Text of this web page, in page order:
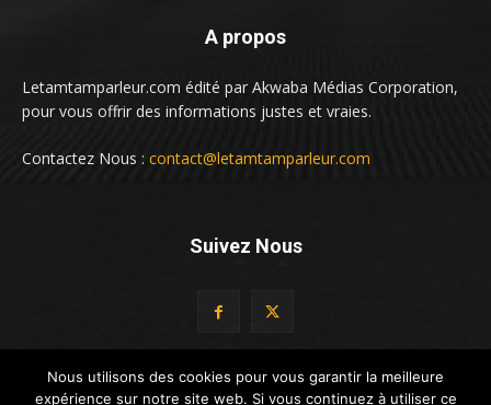
A propos
Letamtamparleur.com édité par Akwaba Médias Corporation,
pour vous offrir des informations justes et vraies.
Contactez Nous : contact@letamtamparleur.com
Suivez Nous
Nous utilisons des cookies pour vous garantir la meilleure
expérience sur notre site web. Si vous continuez à utiliser ce